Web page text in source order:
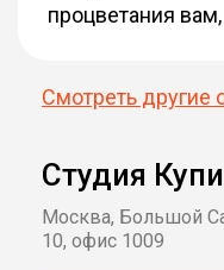
процветания
Смотреть другие
Студия
Москва, Большой
10, офис 1009